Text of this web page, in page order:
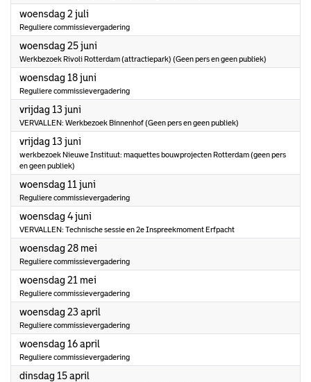
woensdag 2 juli
Reguliere commissievergadering
woensdag 25 juni
Werkbezoek Rivoli Rotterdam (attractiepark) (Geen pers en geen publiek)
woensdag 18 juni
Reguliere commissievergadering
vrijdag 13 juni
VERVALLEN: Werkbezoek Binnenhof (Geen pers en geen publiek)
vrijdag 13 juni
werkbezoek Nieuwe Instituut: maquettes bouwprojecten Rotterdam (geen pers
en geen publiek)
woensdag 11 juni
Reguliere commissievergadering
woensdag 4 juni
VERVALLEN: Technische sessie en 2e Inspreekmoment Erfpacht
woensdag 28 mei
Reguliere commissievergadering
woensdag 21 mei
Reguliere commissievergadering
woensdag 23 april
Reguliere commissievergadering
woensdag 16 april
Reguliere commissievergadering
dinsdag 15 april